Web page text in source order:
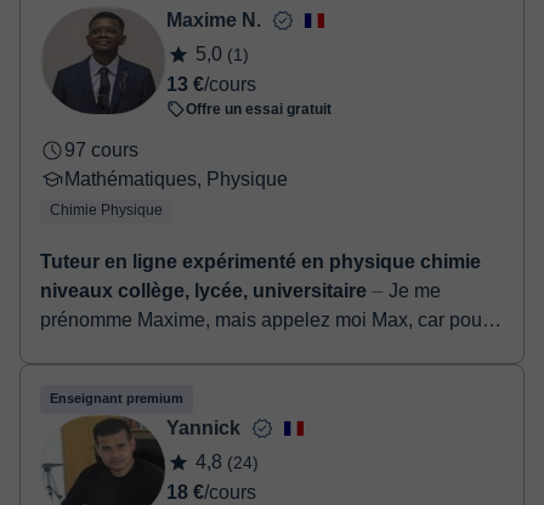
- Paypal
Une fois le paiement réglé, nous vous enverrons un e-mail pour
confirmer la réservation.
Maxime N.
5,0 (1)
13 €/cours
Offre un essai gratuit
97 cours
Mathématiques, Physique
Chimie Physique
Tuteur en ligne expérimenté en physique chimie
niveaux collège, lycée, universitaire ⏤ Je me
prénomme Maxime, mais appelez moi Max, car pour
Enseignant premium
Yannick
4,8 (24)
18 €/cours